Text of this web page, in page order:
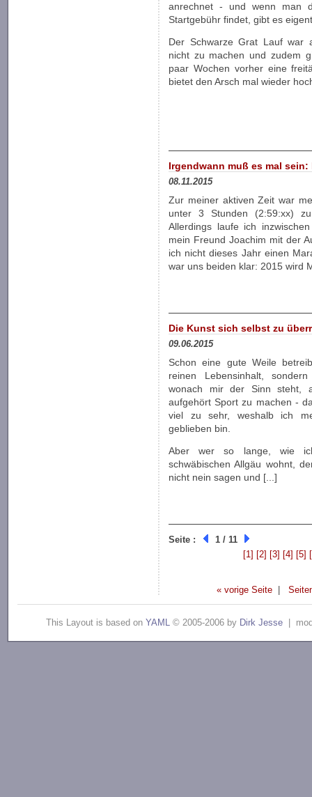
anrechnet - und wenn man
Startgebühr findet, gibt es
Der Schwarze Grat Lauf war
nicht zu machen und zudem
paar Wochen vorher eine
bietet den Arsch mal wieder
Irgendwann muß es mal
08.11.2015
Zur meiner aktiven Zeit war
unter 3 Stunden (2:59:xx)
Allerdings laufe ich
mein Freund Joachim mit der
ich nicht dieses Jahr einen
war uns beiden klar: 2015 wird
Die Kunst sich selbst zu
09.06.2015
Schon eine gute Weile
reinen Lebensinhalt,
wonach mir der Sinn steht,
aufgehört Sport zu machen -
viel zu sehr, weshalb ich
geblieben bin.
Aber wer so lange, wie
schwäbischen Allgäu wohnt,
nicht nein sagen und [...]
Seite :
1 / 11
[1] [2] [3] [4] [5]
« vorige Seite |
This Layout is based on YAML © 2005-2006 by Dirk Jesse |